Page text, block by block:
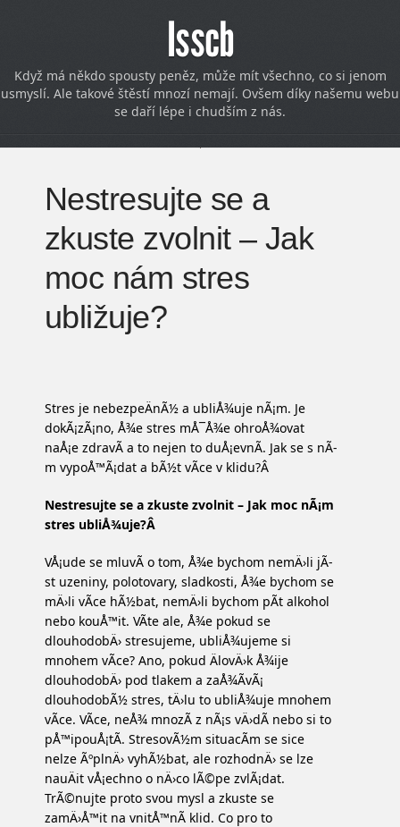
Isscb
Když má někdo spousty peněz, může mít všechno, co si jenom
usmyslí. Ale takové štěstí mnozí nemají. Ovšem díky našemu webu
se daří lépe i chudším z nás.
Nestresujte se a
zkuste zvolnit – Jak
moc nám stres
ubližuje?
Stres je nebezpeÄnÃ½ a ubliÅ¾uje nÃ¡m. Je
dokÃ¡zÃ¡no, Å¾e stres mÅ¯Å¾e ohroÅ¾ovat
naÅ¡e zdravÃ­ a to nejen to duÅ¡evnÃ­. Jak se s nÃ­
m vypoÅ™Ã¡dat a bÃ½t vÃ­ce v klidu?Â
Nestresujte se a zkuste zvolnit – Jak moc nÃ¡m
stres ubliÅ¾uje?Â
VÅ¡ude se mluvÃ­ o tom, Å¾e bychom nemÄ›li jÃ­
st uzeniny, polotovary, sladkosti, Å¾e bychom se
mÄ›li vÃ­ce hÃ½bat, nemÄ›li bychom pÃ­t alkohol
nebo kouÅ™it. VÃ­te ale, Å¾e pokud se
dlouhodobÄ› stresujeme, ubliÅ¾ujeme si
mnohem vÃ­ce? Ano, pokud ÄlovÄ›k Å¾ije
dlouhodobÄ› pod tlakem a zaÅ¾Ã­vÃ¡
dlouhodobÃ½ stres, tÄ›lu to ubliÅ¾uje mnohem
vÃ­ce. VÃ­ce, neÅ¾ mnozÃ­ z nÃ¡s vÄ›dÃ­ nebo si to
pÅ™ipouÅ¡tÃ­. StresovÃ½m situacÃ­m se sice
nelze ÃºplnÄ› vyhÃ½bat, ale rozhodnÄ› se lze
nauÄit vÅ¡echno o nÄ›co lÃ©pe zvlÃ¡dat.
TrÃ©nujte proto svou mysl a zkuste se
zamÄ›Å™it na vnitÅ™nÃ­ klid. Co pro to